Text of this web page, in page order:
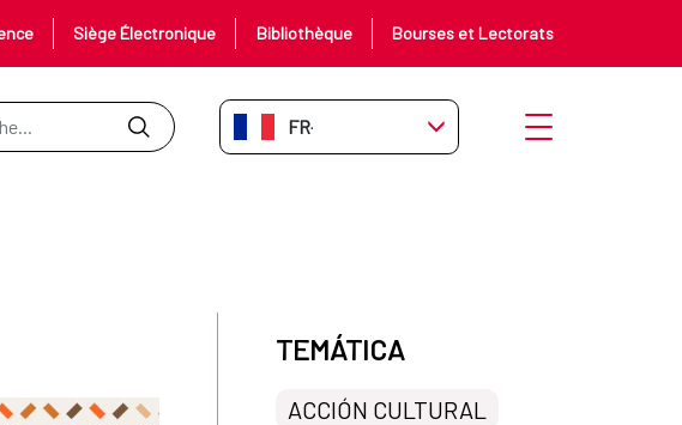
Siège Électronique Bibliothèque Bourses et Lectorats
recherche
FR-FR Ouvrir le menu
TEMÁTICA
ACCIÓN CULTURAL